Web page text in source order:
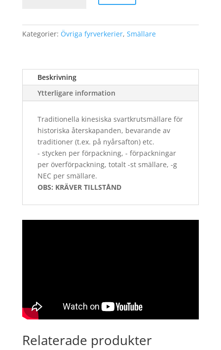
C
Kategorier: Övriga fyrverkerier, Smällare
Beskrivning
Ytterligare information
Traditionella kinesiska svartkrutsmällare för
historiska återskapanden, bevarande av
traditioner (t.ex. på nyårsafton) etc.
- stycken per förpackning, - förpackningar
per överförpackning, totalt -st smällare, -g
NEC per smällare.
OBS: KRÄVER TILLSTÅND
Relaterade produkter